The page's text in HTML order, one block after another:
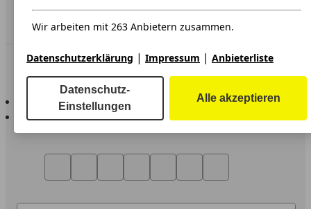
Händler
In Verbindung bleiben
AutoScout24 für iOS
AutoScout24 für Android
Wir arbeiten mit 263 Anbietern zusammen.
Datenschutzerklärung | Impressum | Anbieterliste
Datenschutz-
Einstellungen
Alle akzeptieren